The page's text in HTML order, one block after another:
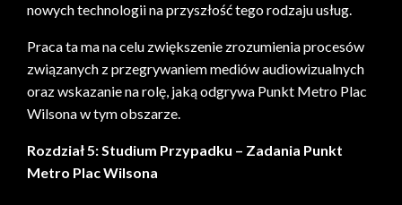
nowych technologii na przyszłość tego rodzaju usług.
Praca ta ma na celu zwiększenie zrozumienia procesów
związanych z przegrywaniem mediów audiowizualnych
oraz wskazanie na rolę, jaką odgrywa Punkt Metro Plac
Wilsona w tym obszarze.
Rozdział 5: Studium Przypadku – Zadania Punkt
Metro Plac Wilsona